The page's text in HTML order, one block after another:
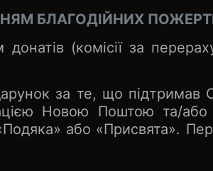
БЛАГОДІЙНИХ
донатів (комісії за
за те, що підтримав
Новою Поштою та/
або «Присвята».